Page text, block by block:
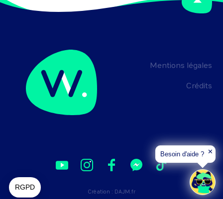
Création : DAJM.fr
Mentions légales
Crédits
Besoin d'aide ? ✕